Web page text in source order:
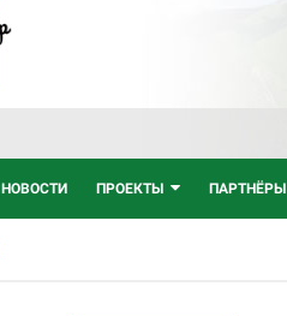
НОВОСТИ ПРОЕКТЫ ПАРТНЁРЫ